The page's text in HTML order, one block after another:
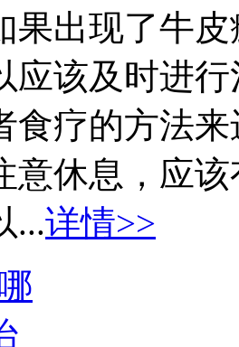
果出现了牛
应该及时进
食疗的方法
意休息，应
...详情>>